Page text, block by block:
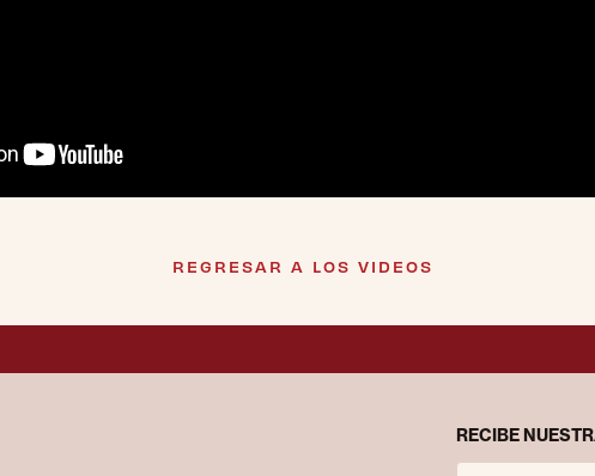
REGRESAR A LOS VIDEOS
RECIBE